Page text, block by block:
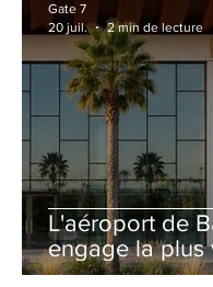
L'aéroport de
engage la plus
rénovation de
Gate 7
20 juil.
2 min de lecture